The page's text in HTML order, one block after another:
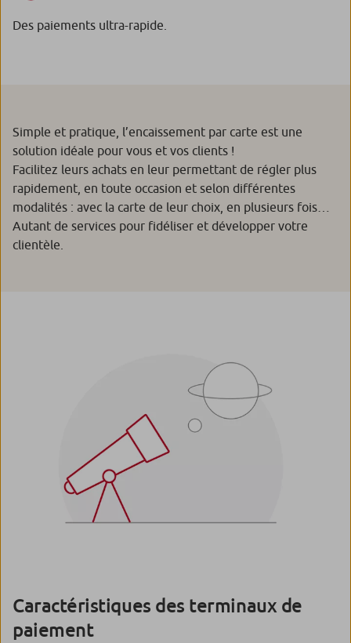
Des paiements ultra-rapide.
Simple et pratique, l’encaissement par carte est une
solution idéale pour vous et vos clients !
Facilitez leurs achats en leur permettant de régler plus
rapidement, en toute occasion et selon différentes
modalités : avec la carte de leur choix, en plusieurs fois…
Autant de services pour fidéliser et développer votre
clientèle.
Caractéristiques des terminaux de
paiement